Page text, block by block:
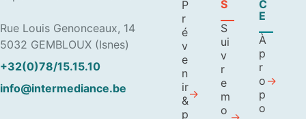
Rue Louis Genonceaux, 14
5032 GEMBLOUX (Isnes)
+32(0)78/15.15.10
info@intermediance.be
P
r
é
v
e
n
ir
&
p
S
S
ui
v
r
e
m
o
C
E
À
p
r
o
p
o